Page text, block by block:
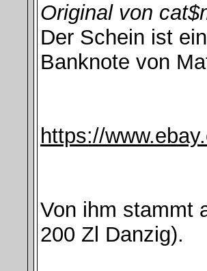
Original von
Der Schein ist
Banknote von
https://
Von ihm stammt
200 Zl Danzig).